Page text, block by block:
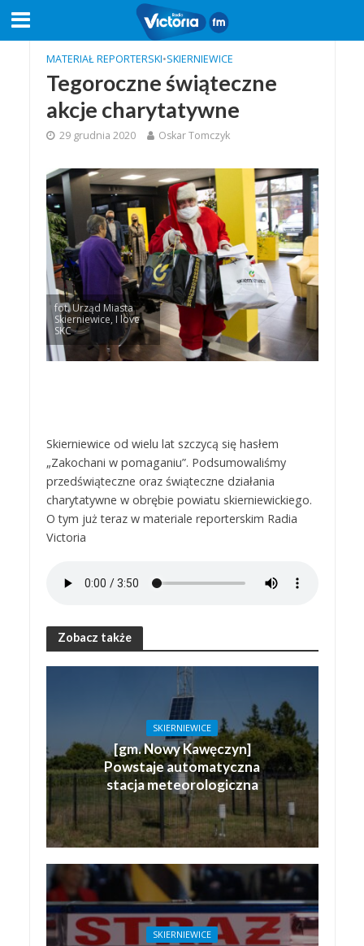
MATERIAŁ REPORTERSKI•SKIERNIEWICE
Tegoroczne świąteczne
akcje charytatywne
29 grudnia 2020 Oskar Tomczyk
fot. Urząd Miasta
Skierniewice, I love
SKC
Skierniewice od wielu lat szczycą się hasłem
„Zakochani w pomaganiu”. Podsumowaliśmy
przedświąteczne oraz świąteczne działania
charytatywne w obrębie powiatu skierniewickiego.
O tym już teraz w materiale reporterskim Radia
Victoria
Zobacz także
SKIERNIEWICE
[gm. Nowy Kawęczyn]
Powstaje automatyczna
stacja meteorologiczna
SKIERNIEWICE